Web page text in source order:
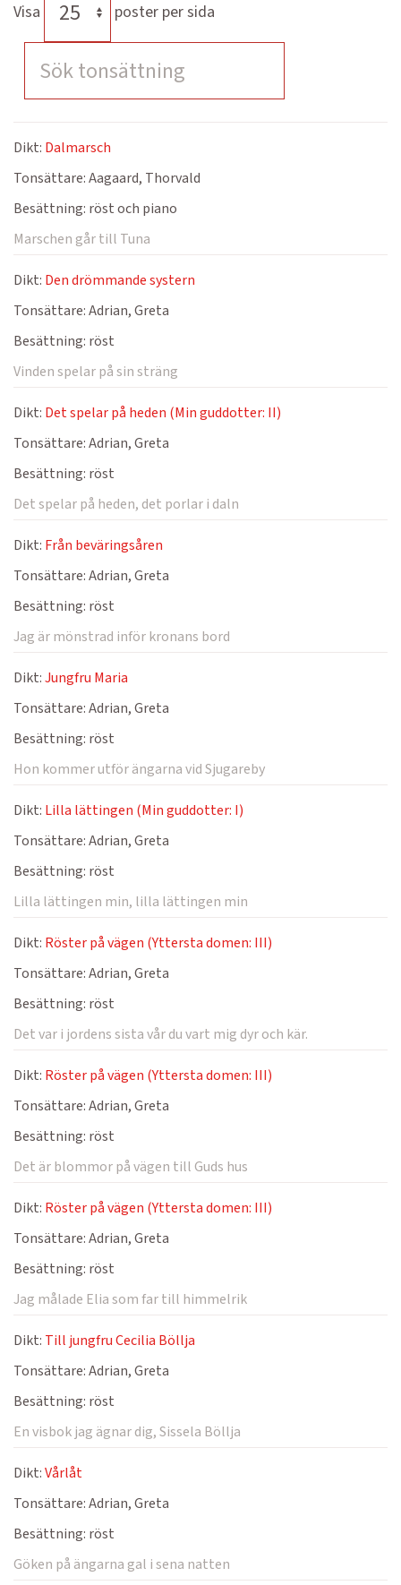
Visa poster per sida
Dikt: Dalmarsch
Tonsättare:Aagaard, Thorvald
Besättning: röst och piano
Marschen går till Tuna
Dikt: Den drömmande systern
Tonsättare:Adrian, Greta
Besättning: röst
Vinden spelar på sin sträng
Dikt: Det spelar på heden (Min guddotter: II)
Tonsättare:Adrian, Greta
Besättning: röst
Det spelar på heden, det porlar i daln
Dikt: Från beväringsåren
Tonsättare:Adrian, Greta
Besättning: röst
Jag är mönstrad inför kronans bord
Dikt:Jungfru Maria
Tonsättare:Adrian, Greta
Besättning: röst
Hon kommer utför ängarna vid Sjugareby
Dikt: Lilla lättingen (Min guddotter: I)
Tonsättare:Adrian, Greta
Besättning: röst
Lilla lättingen min, lilla lättingen min
Dikt: Röster på vägen (Yttersta domen: III)
Tonsättare:Adrian, Greta
Besättning: röst
Det var i jordens sista vår du vart mig dyr och kär.
Dikt: Röster på vägen (Yttersta domen: III)
Tonsättare:Adrian, Greta
Besättning: röst
Det är blommor på vägen till Guds hus
Dikt: Röster på vägen (Yttersta domen: III)
Tonsättare:Adrian, Greta
Besättning: röst
Jag målade Elia som far till himmelrik
Dikt: Till jungfru Cecilia Böllja
Tonsättare:Adrian, Greta
Besättning: röst
En visbok jag ägnar dig, Sissela Böllja
Dikt:Vårlåt
Tonsättare:Adrian, Greta
Besättning: röst
Göken på ängarna gal i sena natten